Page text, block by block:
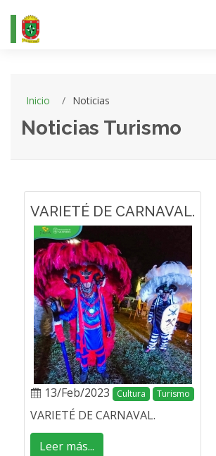
Inicio Noticias
Noticias Turismo
VARIETÉ DE CARNAVAL.
13/Feb/2023 Cultura Turismo
VARIETÉ DE CARNAVAL.
Leer más...